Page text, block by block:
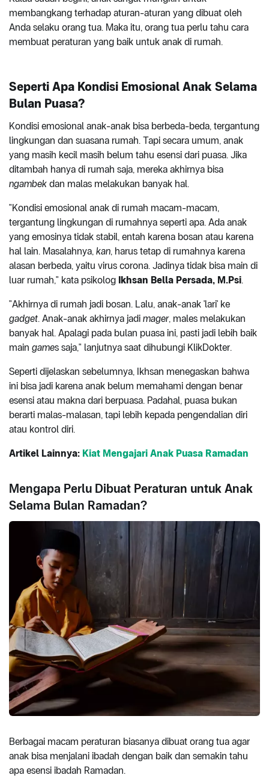
membangkang terhadap aturan-aturan yang dibuat oleh
Anda selaku orang tua. Maka itu, orang tua perlu tahu cara
membuat peraturan yang baik untuk anak di rumah.
Seperti Apa Kondisi Emosional Anak Selama
Bulan Puasa?
Kondisi emosional anak-anak bisa berbeda-beda, tergantung
lingkungan dan suasana rumah. Tapi secara umum, anak
yang masih kecil masih belum tahu esensi dari puasa. Jika
ditambah hanya di rumah saja, mereka akhirnya bisa
ngambek dan malas melakukan banyak hal.
"Kondisi emosional anak di rumah macam-macam,
tergantung lingkungan di rumahnya seperti apa. Ada anak
yang emosinya tidak stabil, entah karena bosan atau karena
hal lain. Masalahnya, kan, harus tetap di rumahnya karena
alasan berbeda, yaitu virus corona. Jadinya tidak bisa main di
luar rumah," kata psikolog Ikhsan Bella Persada, M.Psi.
"Akhirnya di rumah jadi bosan. Lalu, anak-anak 'lari' ke
gadget. Anak-anak akhirnya jadi mager, males melakukan
banyak hal. Apalagi pada bulan puasa ini, pasti jadi lebih baik
main games saja," lanjutnya saat dihubungi KlikDokter.
Seperti dijelaskan sebelumnya, Ikhsan menegaskan bahwa
ini bisa jadi karena anak belum memahami dengan benar
esensi atau makna dari berpuasa. Padahal, puasa bukan
berarti malas-malasan, tapi lebih kepada pengendalian diri
atau kontrol diri.
Artikel Lainnya: Kiat Mengajari Anak Puasa Ramadan
Mengapa Perlu Dibuat Peraturan untuk Anak
Selama Bulan Ramadan?
Berbagai macam peraturan biasanya dibuat orang tua agar
anak bisa menjalani ibadah dengan baik dan semakin tahu
apa esensi ibadah Ramadan.